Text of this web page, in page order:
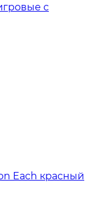
с
Each красный